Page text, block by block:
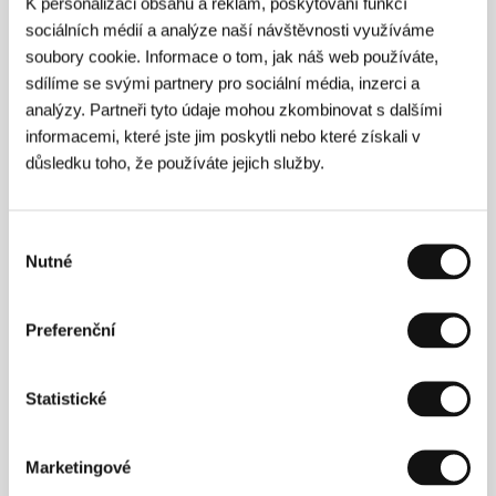
sociálních médií a analýze naší návštěvnosti využíváme
soubory cookie. Informace o tom, jak náš web používáte,
sdílíme se svými partnery pro sociální média, inzerci a
analýzy. Partneři tyto údaje mohou zkombinovat s dalšími
informacemi, které jste jim poskytli nebo které získali v
důsledku toho, že používáte jejich služby.
souhlasu
Nutné
Preferenční
Statistické
Marketingové
Režie
filmovou scenáristiku na moskevské vysoké filmové
škole VGIK (1993). Na začátku devadesátých let se